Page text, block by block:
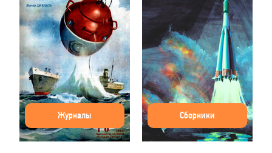
Журналы Сборники